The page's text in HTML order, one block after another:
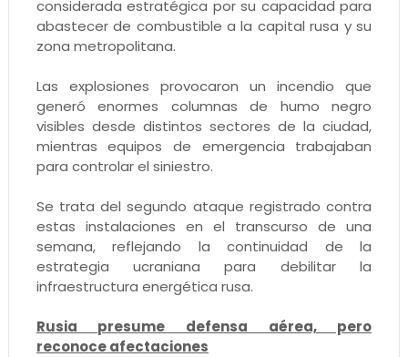
considerada estratégica por su capacidad para
abastecer de combustible a la capital rusa y su
zona metropolitana.
Las explosiones provocaron un incendio que
generó enormes columnas de humo negro
visibles desde distintos sectores de la ciudad,
mientras equipos de emergencia trabajaban
para controlar el siniestro.
Se trata del segundo ataque registrado contra
estas instalaciones en el transcurso de una
semana, reflejando la continuidad de la
estrategia ucraniana para debilitar la
infraestructura energética rusa.
Rusia presume defensa aérea, pero
reconoce afectaciones